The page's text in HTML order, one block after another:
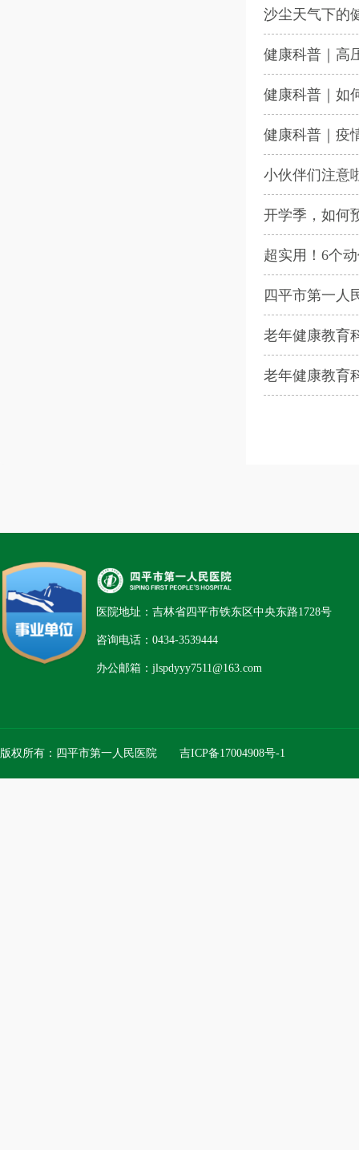
沙尘天气下的
健康科普｜高
健康科普｜如
健康科普｜疫
小伙伴们注意
开学季，如何
超实用！6个
四平市第一人
老年健康教育
老年健康教育
医院地址：吉林省四平市铁东区中央东路1728号
咨询电话：0434-3539444
办公邮箱：jlspdyyy7511@163.com
版权所有：四平市第一人民医院 吉ICP备17004908号-1